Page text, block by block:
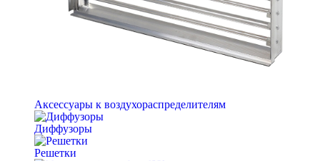
Аксессуары к воздухораспределителям
Диффузоры
Решетки